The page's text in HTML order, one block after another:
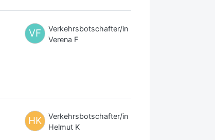
VF
Verkehrsbotschafter/in
Verena F
HK
Verkehrsbotschafter/in
Helmut K